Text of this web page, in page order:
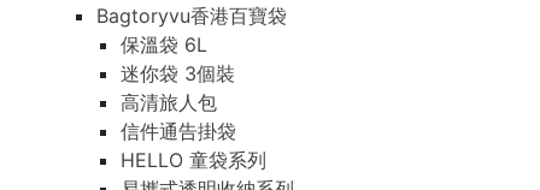
Bagtoryvu香港百寶袋
保溫袋 6L
迷你袋 3個裝
高清旅人包
信件通告掛袋
HELLO 童袋系列